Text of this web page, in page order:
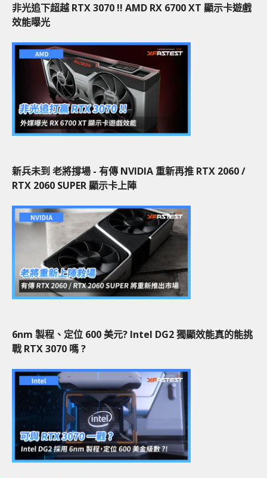
非光追下超越 RTX 3070 !! AMD RX 6700 XT 顯示卡遊戲
效能曝光
新兵未到 老將撐場 - 有傳 NVIDIA 重新再推 RTX 2060 /
RTX 2060 SUPER 顯示卡上陣
6nm 製程、定位 600 美元? Intel DG2 獨顯效能真的能挑
戰 RTX 3070 嗎 ?